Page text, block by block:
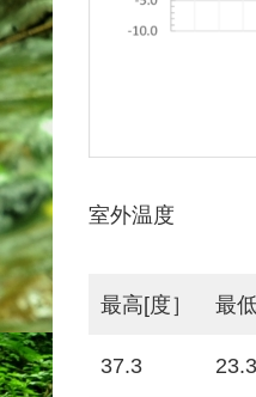
室外温度
最高[度］ 最
37.3 23.3